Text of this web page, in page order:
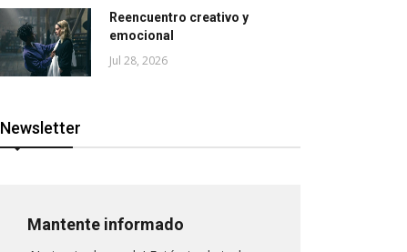
Reencuentro creativo y
emocional
Jul 28, 2026
Newsletter
Mantente informado